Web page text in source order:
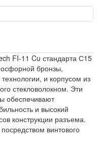
FI-11 Cu стандарта С15
бронзы,
и корпусом из
стекловолокном. Эти
обеспечивают
и высокий
конструкции разъема.
винтового